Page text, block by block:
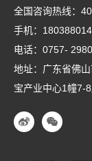
全国咨询热线：
手机：
电话： 0757-
地址：广东省佛
宝产业中心1幢7-